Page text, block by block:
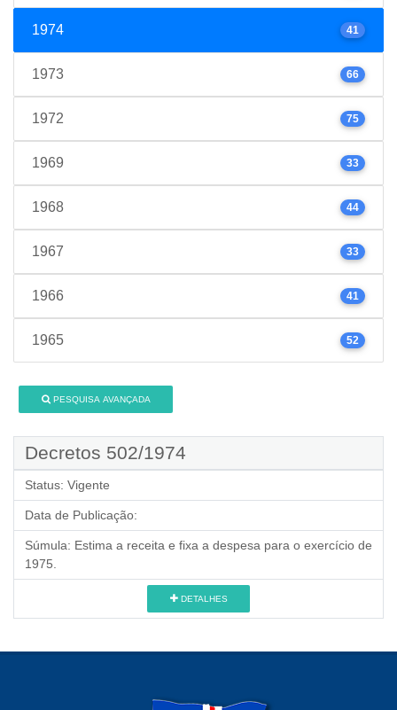
1974 41
1973 66
1972 75
1969 33
1968 44
1967 33
1966 41
1965 52
PESQUISA AVANÇADA
Decretos 502/1974
Status: Vigente
Data de Publicação:
Súmula: Estima a receita e fixa a despesa para o exercício de
1975.
DETALHES